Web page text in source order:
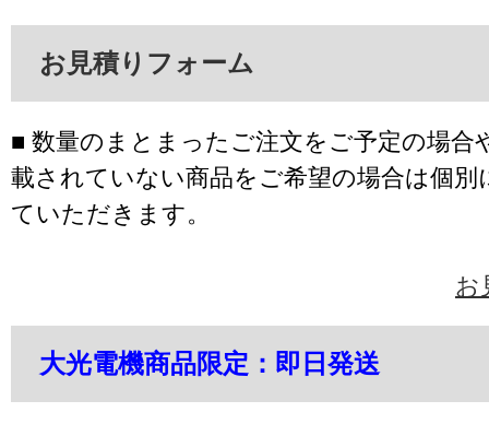
お見積りフォーム
■ 数量のまとまったご注文をご予定の場合
載されていない商品をご希望の場合は個別
ていただきます。
お
大光電機商品限定：即日発送